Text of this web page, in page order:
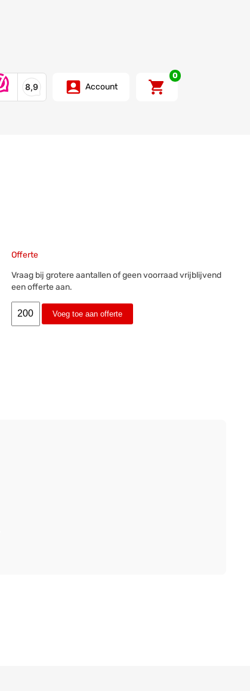
Account
0
Offerte
Vraag bij grotere aantallen of geen voorraad vrijblijvend
een offerte aan.
Voeg toe aan offerte